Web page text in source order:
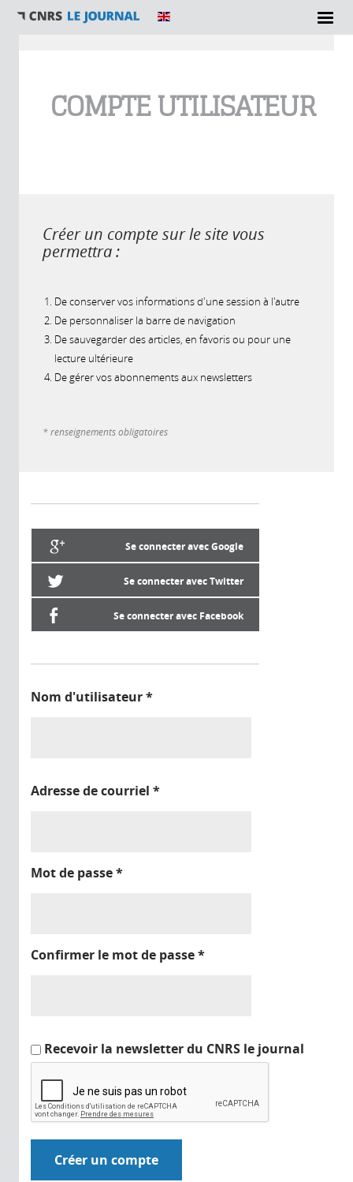
COMPTE UTILISATEUR
Créer un compte sur le site vous
permettra :
De conserver vos informations d'une session à l'autre
De personnaliser la barre de navigation
De sauvegarder des articles, en favoris ou pour une
lecture ultérieure
De gérer vos abonnements aux newsletters
* renseignements obligatoires
Se connecter avec Google
Se connecter avec Twitter
Se connecter avec Facebook
Nom d'utilisateur*
Adresse de courriel *
Mot de passe*
Confirmer le mot de passe*
Recevoir la newsletter du CNRS le journal